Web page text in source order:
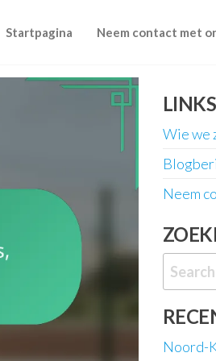
Startpagina Neem contact met
LINKS
Wie we
Neem
Search
for:
Noord-